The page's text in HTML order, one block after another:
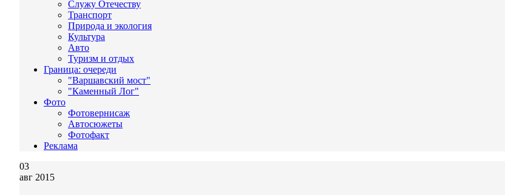
Служу Отечеству
Транспорт
Природа и экология
Культура
Авто
Туризм и отдых
Граница: очереди
"Варшавский мост"
"Каменный Лог"
Фото
Фотовернисаж
Автосюжеты
Фотофакт
Реклама
03
авг 2015